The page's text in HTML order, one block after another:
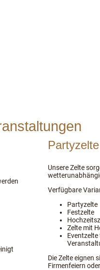
Unsere Zelte
Verfügbare
Partyzelte
Festzelte
Zelte mit
Die Zelte eignen
Firmenfeiern